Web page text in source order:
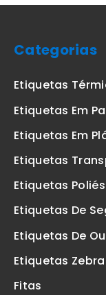
Categorias
Etiquetas
Etiquetas Em
Etiquetas Em
Etiquetas
Etiquetas
Etiquetas De
Etiquetas De
Etiquetas Zebra
Fitas